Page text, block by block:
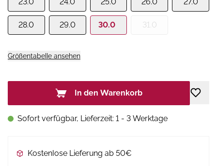
28.0 29.0 30.0 31.0
Größentabelle ansehen
In den Warenkorb
Sofort verfügbar, Lieferzeit: 1 - 3 Werktage
Kostenlose Lieferung ab 50€